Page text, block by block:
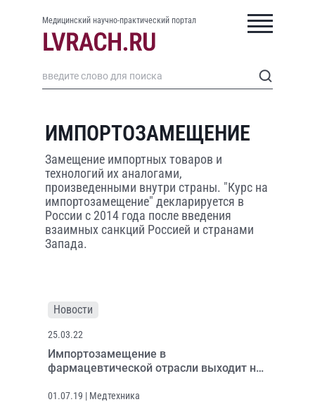
Медицинский научно-практический портал
ИМПОРТОЗАМЕЩЕНИЕ
Замещение импортных товаров и
технологий их аналогами,
произведенными внутри страны. "Курс на
импортозамещение" декларируется в
России с 2014 года после введения
взаимных санкций Россией и странами
Запада.
Новости
25.03.22
Импортозамещение в
фармацевтической отрасли выходит на
01.07.19 | Медтехника